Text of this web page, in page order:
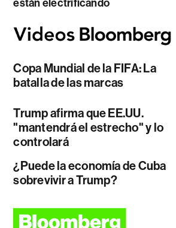
están electrificando
Copa Mundial de la FIFA: La
batalla de las marcas
Trump afirma que EE.UU.
"mantendrá el estrecho" y lo
controlará
¿Puede la economía de Cuba
sobrevivir a Trump?